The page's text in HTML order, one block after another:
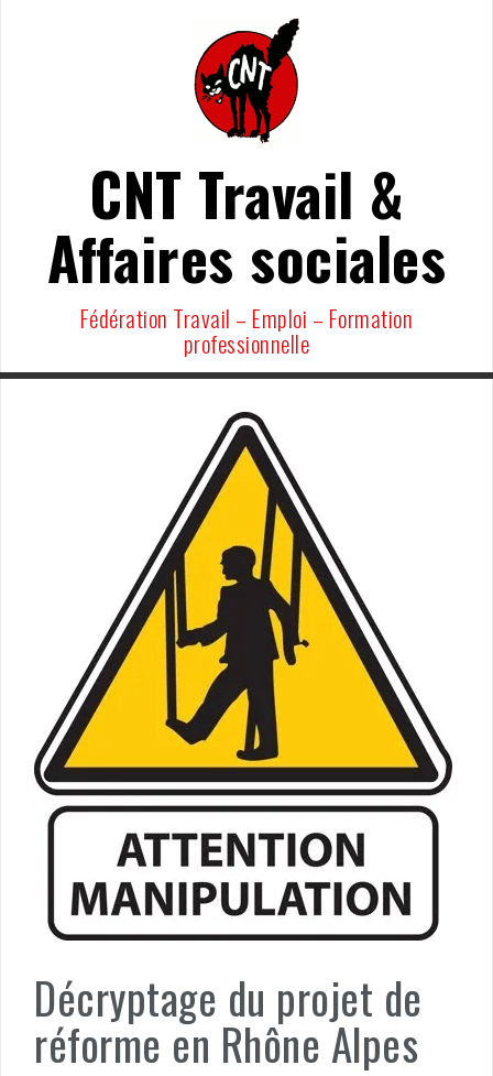
CNT Travail &
Affaires sociales
Fédération Travail – Emploi – Formation
professionnelle
Décryptage du projet de
réforme en Rhône Alpes